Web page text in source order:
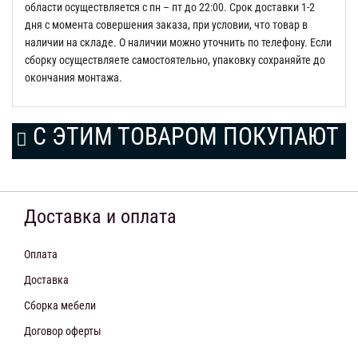
области осуществляется с пн – пт до 22:00. Срок доставки 1-2
дня с момента совершения заказа, при условии, что товар в
наличии на складе. О наличии можно уточнить по телефону. Если
сборку осуществляете самостоятельно, упаковку сохраняйте до
окончания монтажа.
С ЭТИМ ТОВАРОМ ПОКУПАЮТ
Доставка и оплата
Оплата
Доставка
Сборка мебели
Договор оферты